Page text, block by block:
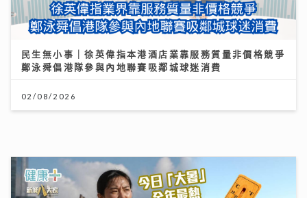
民生無小事｜徐英偉指本港酒店業靠服務質量非價格競爭
鄭泳舜倡港隊參與內地聯賽吸鄰城球迷消費
02/08/2026